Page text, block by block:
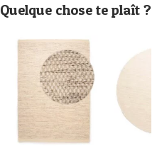
Quelque chose te plaît ?